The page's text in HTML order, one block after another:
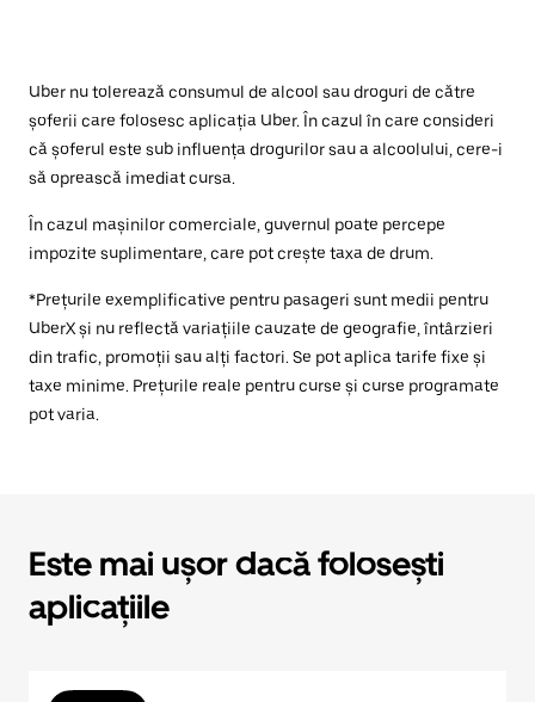
Uber nu tolerează consumul de alcool sau droguri de către
șoferii care folosesc aplicația Uber. În cazul în care consideri
că șoferul este sub influența drogurilor sau a alcoolului, cere-i
să oprească imediat cursa.
În cazul mașinilor comerciale, guvernul poate percepe
impozite suplimentare, care pot crește taxa de drum.
*Prețurile exemplificative pentru pasageri sunt medii pentru
UberX și nu reflectă variațiile cauzate de geografie, întârzieri
din trafic, promoții sau alți factori. Se pot aplica tarife fixe și
taxe minime. Prețurile reale pentru curse și curse programate
pot varia.
Este mai ușor dacă folosești
aplicațiile